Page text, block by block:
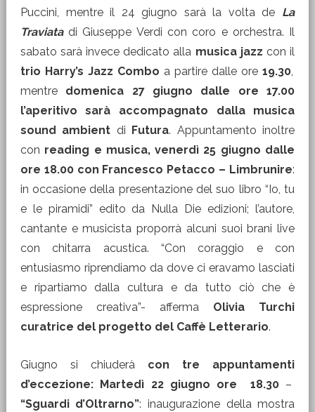
Puccini, mentre il 24 giugno sarà la volta de La
Traviatadi Giuseppe Verdi con coro e orchestra. Il
sabato sarà invece dedicato alla musica jazz con il
trio Harry’s Jazz Combo a partire dalle ore 19.30,
mentredomenica 27 giugno dalle ore 17.00
l’aperitivo sarà accompagnato dalla musica
sound ambient di Futura. Appuntamento inoltre
con reading e musica, venerdì 25 giugno dalle
ore 18.00 con Francesco Petacco – Limbrunire:
in occasione della presentazione del suo libro “Io, tu
e le piramidi” edito da Nulla Die edizioni; l’autore,
cantante e musicista proporrà alcuni suoi brani live
con chitarra acustica. “Con coraggio e con
entusiasmo riprendiamo da dove ci eravamo lasciati
e ripartiamo dalla cultura e da tutto ciò che è
espressione creativa”- afferma Olivia Turchi
curatrice del progetto del Caffè Letterario.
Giugno si chiuderà con tre appuntamenti
d’eccezione: Martedì 22 giugno ore 18.30–
“Sguardi d’Oltrarno”: inaugurazione della mostra